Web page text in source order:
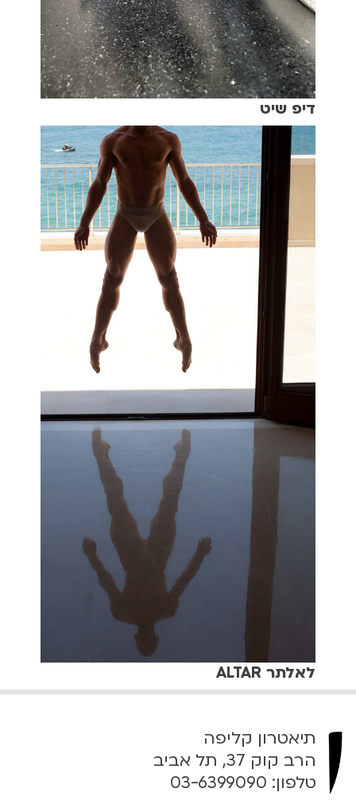
דיפ שיט
לאלתר ALTAR
תיאטרון קליפה
הרב קוק 37, תל אביב
טלפון: 03-6399090